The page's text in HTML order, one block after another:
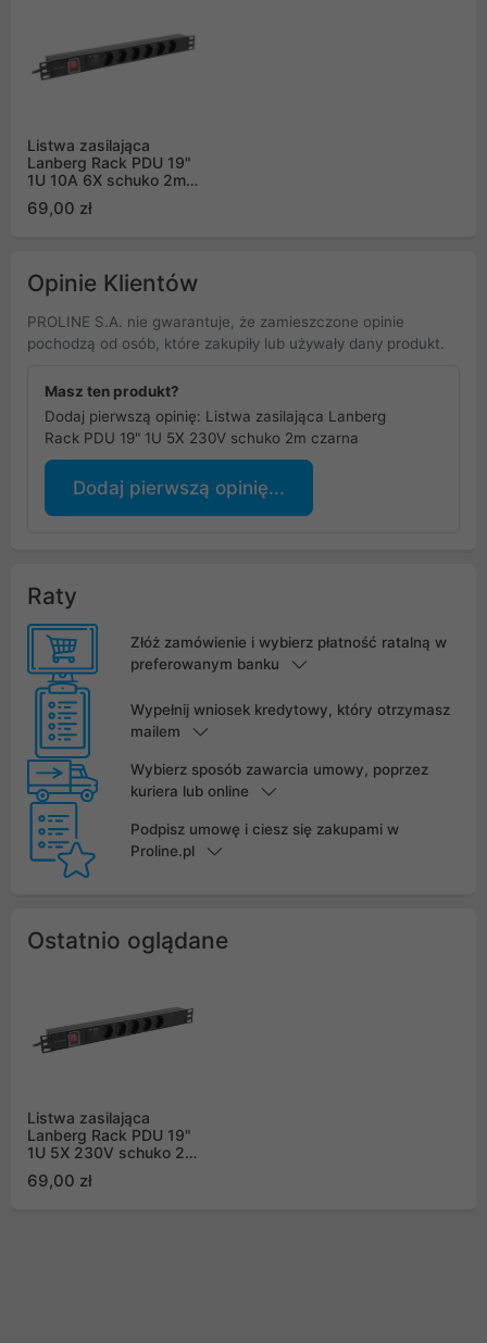
Listwa zasilająca
Lanberg Rack PDU 19"
1U 10A 6X schuko 2m
69,00 zł
Opinie Klientów
PROLINE S.A. nie gwarantuje, że zamieszczone opinie
pochodzą od osób, które zakupiły lub używały dany produkt.
Masz ten produkt?
Dodaj pierwszą opinię: Listwa zasilająca Lanberg
Rack PDU 19" 1U 5X 230V schuko 2m czarna
Dodaj pierwszą opinię...
Raty
Złóż zamówienie i wybierz płatność ratalną w
preferowanym banku
Wypełnij wniosek kredytowy, który otrzymasz
mailem
Wybierz sposób zawarcia umowy, poprzez
kuriera lub online
Podpisz umowę i ciesz się zakupami w
Proline.pl
Ostatnio oglądane
Listwa zasilająca
Lanberg Rack PDU 19"
1U 5X 230V schuko 2m
69,00 zł